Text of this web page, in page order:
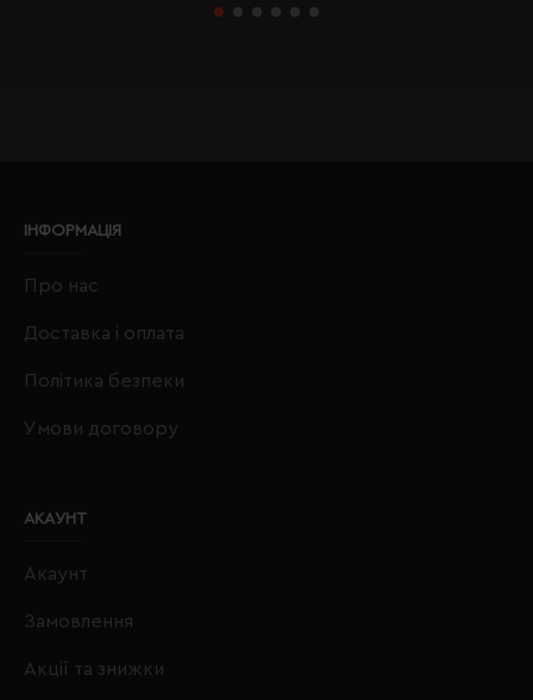
ІНФОРМАЦІЯ
Про нас
Доставка і оплата
Політика безпеки
Умови договору
АКАУНТ
Акаунт
Замовлення
Акції та знижки